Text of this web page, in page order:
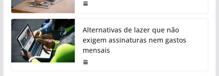
Alternativas de lazer que não
exigem assinaturas nem gastos
mensais